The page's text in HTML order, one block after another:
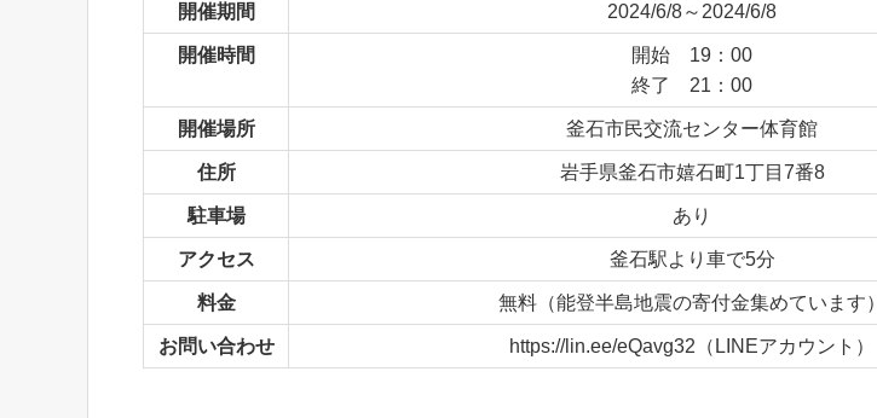
開催期間
2024/6/8～2024/6/8
開催時間
開始 19：00
終了 21：00
開催場所 釜石市民交流センター体育館
住所 岩手県釜石市嬉石町1丁目7番8
駐車場 あり
アクセス 釜石駅より車で5分
料金 無料（能登半島地震の寄付金集めています）
お問い合わせ https://lin.ee/eQavg32（LINEアカウント）